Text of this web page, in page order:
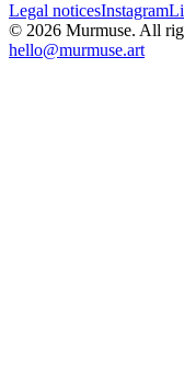
Legal noticesInstagram
© 2026 Murmuse. All
hello@murmuse.art